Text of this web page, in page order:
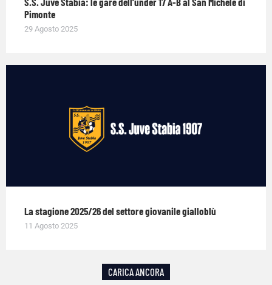
Pimonte
29 Agosto 2025
La stagione 2025/26 del settore giovanile gialloblù
11 Agosto 2025
CARICA ANCORA